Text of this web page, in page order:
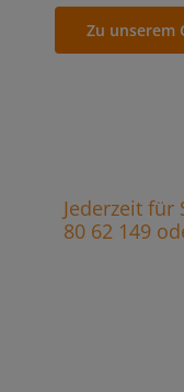
Zu unserem
Jederzeit für
80 62 149